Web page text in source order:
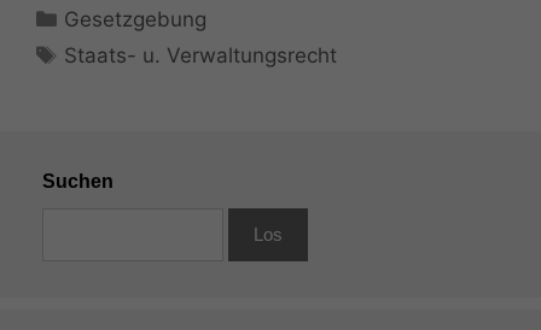
Kategorien
Gesetzgebung
Schlagwörter
Staats- u. Verwaltungsrecht
Suchen